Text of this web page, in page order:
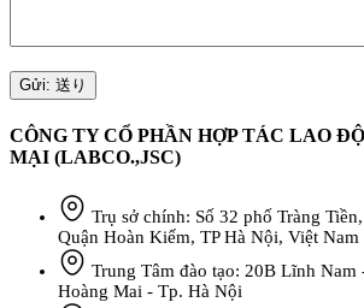
CÔNG TY CỔ PHẦN HỢP TÁC LAO
MẠI (LABCO.,JSC)
Trụ sở chính: Số 32 phố Tràng
Quận Hoàn Kiếm, TP Hà Nội, Việt Nam
Trung Tâm đào tạo: 20B Lĩnh Nam
Hoàng Mai - Tp. Hà Nội